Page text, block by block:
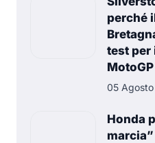
perché
test per
MotoGP
05
Honda